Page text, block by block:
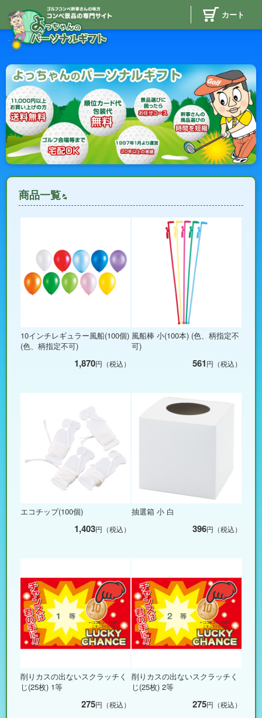
カート
商品一覧
10インチレギュラー風船(100個)
(色、柄指定不可)
1,870円（税込）
風船棒 小(100本) (色、柄指定不
可)
561円（税込）
エコチップ(100個)
1,403円（税込）
抽選箱 小 白
396円（税込）
削りカスの出ないスクラッチく
じ(25枚) 1等
275円（税込）
削りカスの出ないスクラッチく
じ(25枚) 2等
275円（税込）